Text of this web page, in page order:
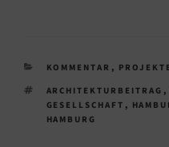
KATEGORIEN
KOMMENTAR ,
SCHLAGWÖRTER
ARCHITEKTURBEITRAG ,
GESELLSCHAFT ,
HAMBURG